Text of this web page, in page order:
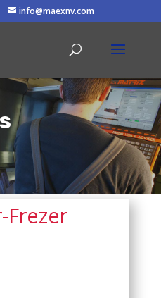
info@maexnv.com
Frezer